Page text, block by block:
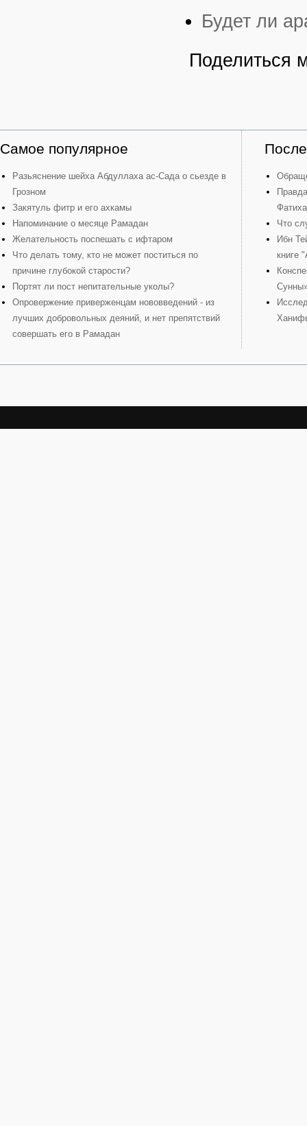
Будет ли
Поделиться
Самое популярное
Разьяснение шейха Абдуллаха ас-Сада о сьезде в
Грозном
Закятуль фитр и его ахкамы
Напоминание о месяце Рамадан
Желательность поспешать с ифтаром
Что делать тому, кто не может поститься по
причине глубокой старости?
Портят ли пост непитательные уколы?
Опровержение приверженцам нововведений - из
лучших добровольных деяний, и нет препятствий
совершать его в Рамадан
Что
Ибн
книге